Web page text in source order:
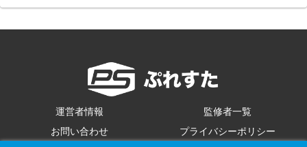
運営者情報
監修者一覧
お問い合わせ
プライバシーポリシー